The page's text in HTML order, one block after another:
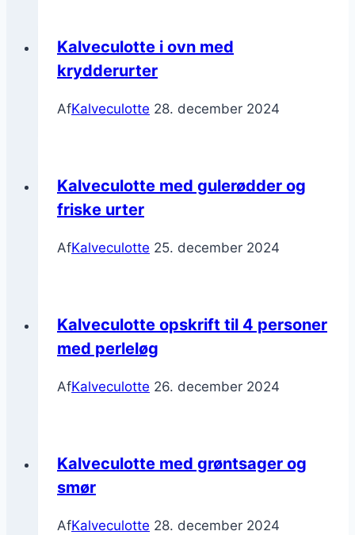
Kalveculotte i ovn med
krydderurter
AfKalveculotte 28. december 2024
Kalveculotte med gulerødder og
friske urter
AfKalveculotte 25. december 2024
Kalveculotte opskrift til 4 personer
med perleløg
AfKalveculotte 26. december 2024
Kalveculotte med grøntsager og
smør
AfKalveculotte 28. december 2024